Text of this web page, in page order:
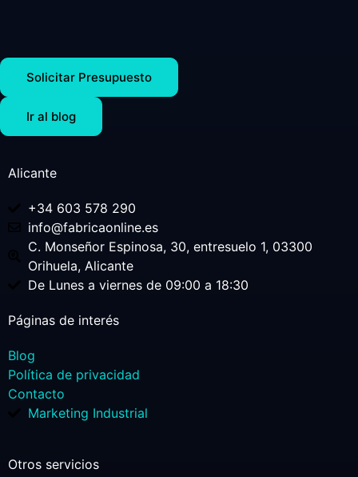
Solicitar Presupuesto
Ir al blog
Otros servicios
Páginas de interés
Blog
Política de privacidad
Contacto
Marketing Industrial
Alicante
+34 603 578 290
info@fabricaonline.es
C. Monseñor Espinosa, 30, entresuelo 1, 03300
Orihuela, Alicante
De Lunes a viernes de 09:00 a 18:30